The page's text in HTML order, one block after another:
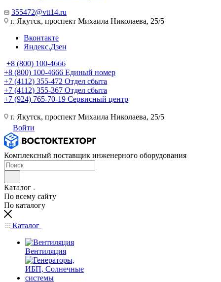
355472@vtt14.ru
г. Якутск, проспект Михаила Николаева, 25/5
Вконтакте
Яндекс.Дзен
+8 (800) 100-4666
+8 (800) 100-4666 Единый номер
+7 (4112) 355-472 Отдел сбыта
+7 (4112) 355-367 Отдел сбыта
+7 (924) 765-70-19 Сервисный центр
г. Якутск, проспект Михаила Николаева, 25/5
Войти
Комплексный поставщик инженерного оборудования
Каталог
По всему сайту
По каталогу
Каталог
Вентиляция